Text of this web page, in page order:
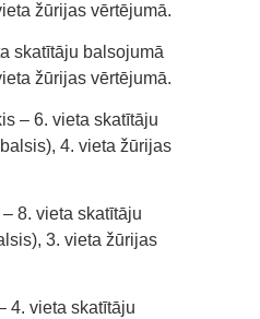
žūrijas vērtējumā.
skatītāju balsojumā
žūrijas vērtējumā.
– 6. vieta skatītāju
4. vieta žūrijas
8. vieta skatītāju
3. vieta žūrijas
4. vieta skatītāju